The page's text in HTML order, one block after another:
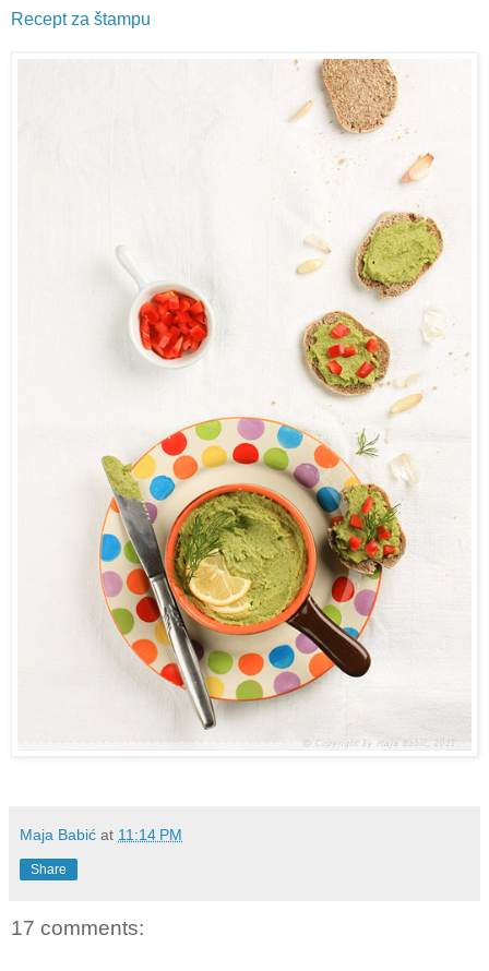
Recept za štampu
Maja Babić at 11:14 PM
Share
17 comments: